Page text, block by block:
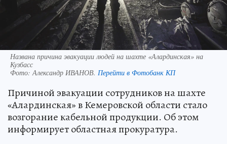
Названа причина эвакуации людей на шахте «Алардинская» на
Кузбасс
Фото:Александр ИВАНОВ. Перейти в Фотобанк КП
Причиной эвакуации сотрудников на шахте
«Алардинская» в Кемеровской области стало
возгорание кабельной продукции. Об этом
информирует областная прокуратура.